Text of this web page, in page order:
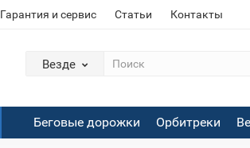
Гарантия и сервис Статьи Контакты
Везде
Беговые дорожки Орбитреки